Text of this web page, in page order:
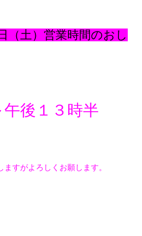
（土）営業時間のおし
後１３時半
ますがよろしくお願します。